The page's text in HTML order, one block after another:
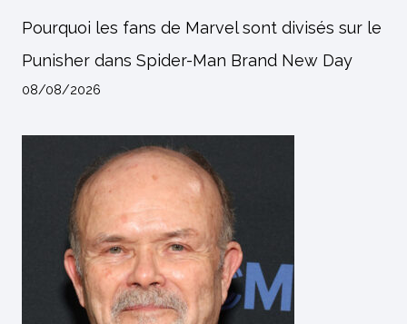
Pourquoi les fans de Marvel sont divisés sur le
Punisher dans Spider-Man Brand New Day
08/08/2026